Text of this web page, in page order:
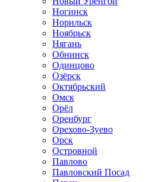
Ногинск
Норильск
Ноябрьск
Нягань
Обнинск
Одинцово
Озёрск
Октябрьский
Омск
Орёл
Оренбург
Орехово-Зуево
Орск
Островной
Павлово
Павловский Посад